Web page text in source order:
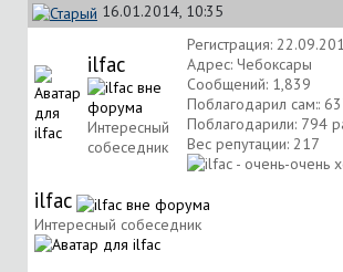
16.01.2014, 10:35
ilfac
Интересный
собеседник
Регистрация:
Адрес: Чебоксары
Сообщений: 1,839
Поблагодарил сам::
Поблагодарили: 794
Вес репутации: 217
ilfac
Интересный собеседник